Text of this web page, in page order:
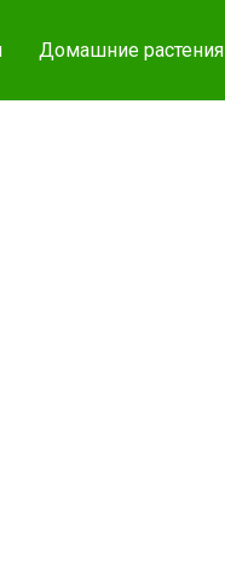
Домашние растения